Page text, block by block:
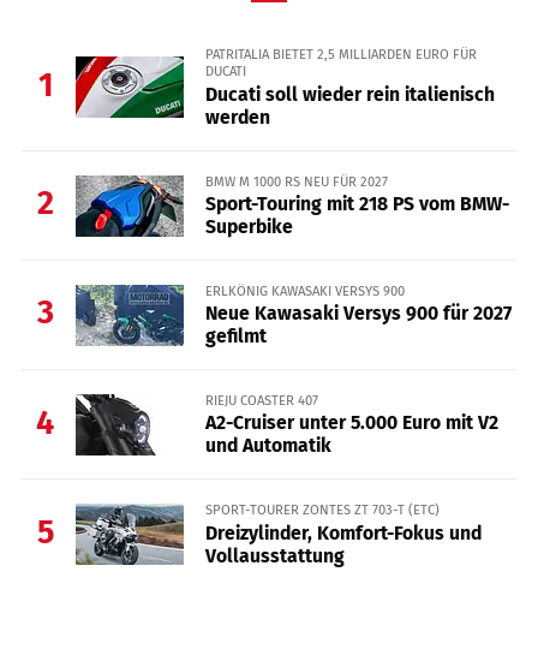
1
PATRITALIA BIETET 2,5 MILLIARDEN EURO FÜR
DUCATI
Ducati soll wieder rein italienisch
werden
2
BMW M 1000 RS NEU FÜR 2027
Sport-Touring mit 218 PS vom BMW-
Superbike
3
ERLKÖNIG KAWASAKI VERSYS 900
Neue Kawasaki Versys 900 für 2027
gefilmt
4
RIEJU COASTER 407
A2-Cruiser unter 5.000 Euro mit V2
und Automatik
5
SPORT-TOURER ZONTES ZT 703-T (ETC)
Dreizylinder, Komfort-Fokus und
Vollausstattung